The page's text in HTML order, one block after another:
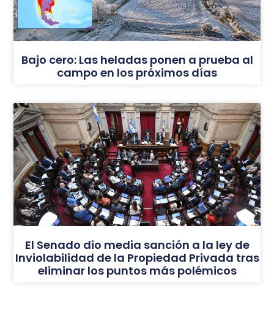
Bajo cero: Las heladas ponen a prueba al
campo en los próximos días
El Senado dio media sanción a la ley de
Inviolabilidad de la Propiedad Privada tras
eliminar los puntos más polémicos